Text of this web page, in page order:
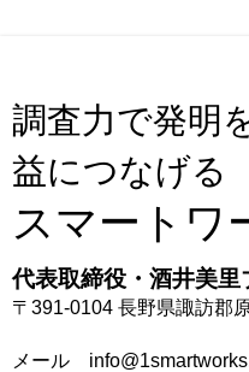
調査力で発明
益につなげる
スマートワ
代表取締役・酒井美里
〒391-0104 長野県諏訪郡
メール